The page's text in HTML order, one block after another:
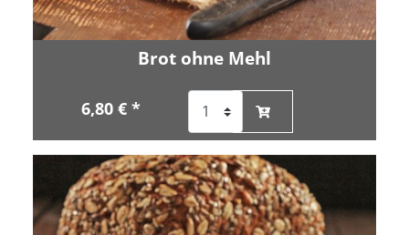
Brot ohne Mehl
6,80 € *